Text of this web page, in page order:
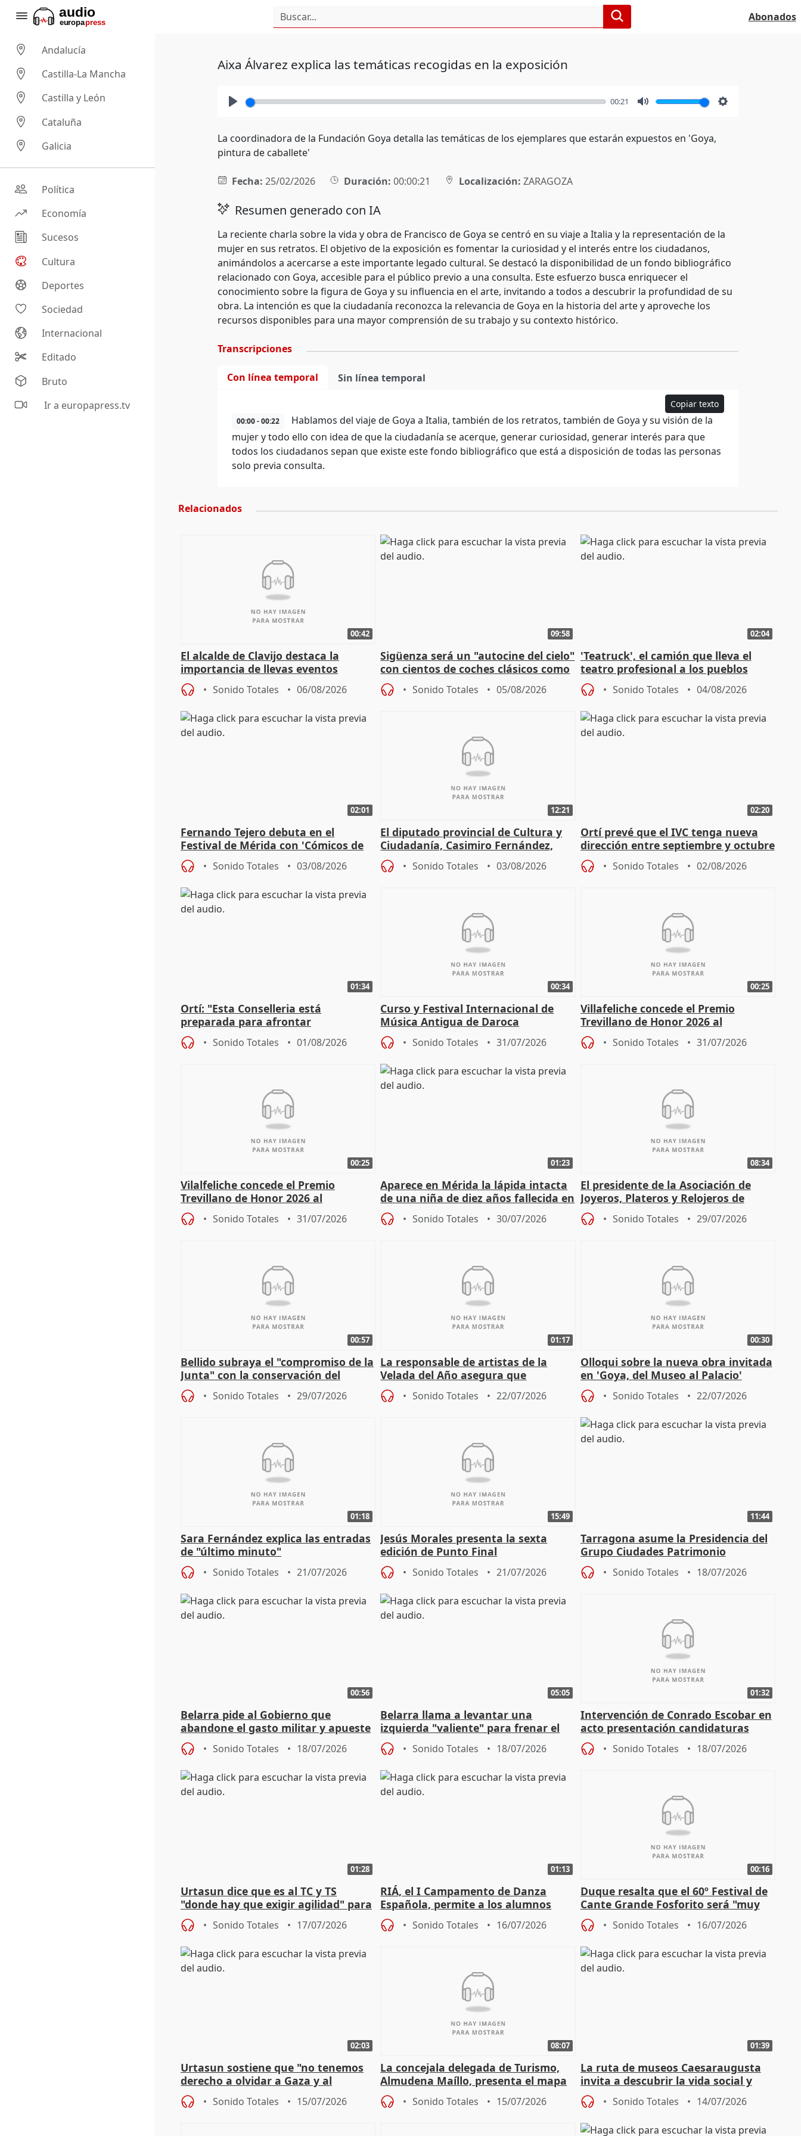
Abonados
Andalucía
Castilla-La Mancha
Castilla y León
Cataluña
Galicia
Política
Economía
Sucesos
Cultura
Deportes
Sociedad
Internacional
Editado
Bruto
Ir a europapress.tv
Aixa Álvarez explica las temáticas recogidas en la exposición
00:21
La coordinadora de la Fundación Goya detalla las temáticas de los ejemplares que estarán expuestos en 'Goya,
pintura de caballete'
Fecha: 25/02/2026 Duración: 00:00:21 Localización: ZARAGOZA
Resumen generado con IA
La reciente charla sobre la vida y obra de Francisco de Goya se centró en su viaje a Italia y la representación de la
mujer en sus retratos. El objetivo de la exposición es fomentar la curiosidad y el interés entre los ciudadanos,
animándolos a acercarse a este importante legado cultural. Se destacó la disponibilidad de un fondo bibliográfico
relacionado con Goya, accesible para el público previo a una consulta. Este esfuerzo busca enriquecer el
conocimiento sobre la figura de Goya y su influencia en el arte, invitando a todos a descubrir la profundidad de su
obra. La intención es que la ciudadanía reconozca la relevancia de Goya en la historia del arte y aproveche los
recursos disponibles para una mayor comprensión de su trabajo y su contexto histórico.
Transcripciones
Con línea temporal Sin línea temporal
Copiar texto
00:00 - 00:22
Hablamos del viaje de Goya a Italia, también de los retratos, también de Goya y su visión de la
mujer y todo ello con idea de que la ciudadanía se acerque, generar curiosidad, generar interés para que
todos los ciudadanos sepan que existe este fondo bibliográfico que está a disposición de todas las personas
solo previa consulta.
Relacionados
00:42
El alcalde de Clavijo destaca la
importancia de llevas eventos
culturales a los pueblos
Sonido Totales 06/08/2026
09:58
Sigüenza será un "autocine del cielo"
con cientos de coches clásicos como
espectadores
Sonido Totales 05/08/2026
02:04
'Teatruck', el camión que lleva el
teatro profesional a los pueblos
extremeños
Sonido Totales 04/08/2026
02:01
Fernando Tejero debuta en el
Festival de Mérida con 'Cómicos de
Roma': "Strabo me ha escogido"
Sonido Totales 03/08/2026
12:21
El diputado provincial de Cultura y
Ciudadanía, Casimiro Fernández,
sobre el balance de entradas
Sonido Totales 03/08/2026
02:20
Ortí prevé que el IVC tenga nueva
dirección entre septiembre y octubre
Sonido Totales 02/08/2026
01:34
Ortí: "Esta Conselleria está
preparada para afrontar
absolutamente todos los escenarios"
Sonido Totales 01/08/2026
00:34
Curso y Festival Internacional de
Música Antigua de Daroca
Sonido Totales 31/07/2026
00:25
Villafeliche concede el Premio
Trevillano de Honor 2026 al
periodista Xabier Fortes
Sonido Totales 31/07/2026
00:25
Vilalfeliche concede el Premio
Trevillano de Honor 2026 al
periodista Xabier Fortes
Sonido Totales 31/07/2026
01:23
Aparece en Mérida la lápida intacta
de una niña de diez años fallecida en
el año 519 d.C.
Sonido Totales 30/07/2026
08:34
El presidente de la Asociación de
Joyeros, Plateros y Relojeros de
Córdoba celebra la IGP
Sonido Totales 29/07/2026
00:57
Bellido subraya el "compromiso de la
Junta" con la conservación del
patrimonio en Córdoba
Sonido Totales 29/07/2026
01:17
La responsable de artistas de la
Velada del Año asegura que
"Andalucía está muy presente" en la
cita
Sonido Totales 22/07/2026
00:30
Olloqui sobre la nueva obra invitada
en 'Goya, del Museo al Palacio'
Sonido Totales 22/07/2026
01:18
Sara Fernández explica las entradas
de "último minuto"
Sonido Totales 21/07/2026
15:49
Jesús Morales presenta la sexta
edición de Punto Final
Sonido Totales 21/07/2026
11:44
Tarragona asume la Presidencia del
Grupo Ciudades Patrimonio
Sonido Totales 18/07/2026
00:56
Belarra pide al Gobierno que
abandone el gasto militar y apueste
"de verdad" por la cultura
Sonido Totales 18/07/2026
05:05
Belarra llama a levantar una
izquierda "valiente" para frenar el
avance de la extrema derecha
Sonido Totales 18/07/2026
01:32
Intervención de Conrado Escobar en
acto presentación candidaturas
alcaldes PP para 2027
Sonido Totales 18/07/2026
01:28
Urtasun dice que es al TC y TS
"donde hay que exigir agilidad" para
aplicar la Ley de Amnistía
Sonido Totales 17/07/2026
01:13
RIÁ, el I Campamento de Danza
Española, permite a los alumnos
"sacar su talento a flor de piel"
Sonido Totales 16/07/2026
00:16
Duque resalta que el 60º Festival de
Cante Grande Fosforito será "muy
especial" tras su pérdida
Sonido Totales 16/07/2026
02:03
Urtasun sostiene que "no tenemos
derecho a olvidar a Gaza y al
genocidio"
Sonido Totales 15/07/2026
08:07
La concejala delegada de Turismo,
Almudena Maíllo, presenta el mapa
'Nuevas comedias madrileñas'
Sonido Totales 15/07/2026
01:39
La ruta de museos Caesaraugusta
invita a descubrir la vida social y
económica de la Zaragoza ro
Sonido Totales 14/07/2026